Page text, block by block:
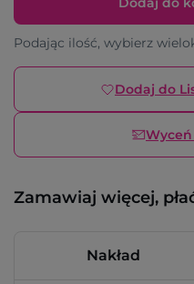
Podając ilość, wybierz
Dodaj do
Zamawiaj więcej,
Nakład